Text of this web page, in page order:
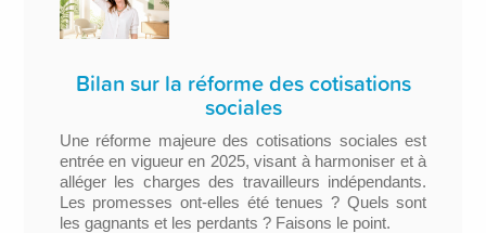
Bilan sur la réforme des cotisations
sociales
Une réforme majeure des cotisations sociales est
entrée en vigueur en 2025, visant à harmoniser et à
alléger les charges des travailleurs indépendants.
Les promesses ont-elles été tenues ? Quels sont
les gagnants et les perdants ? Faisons le point.